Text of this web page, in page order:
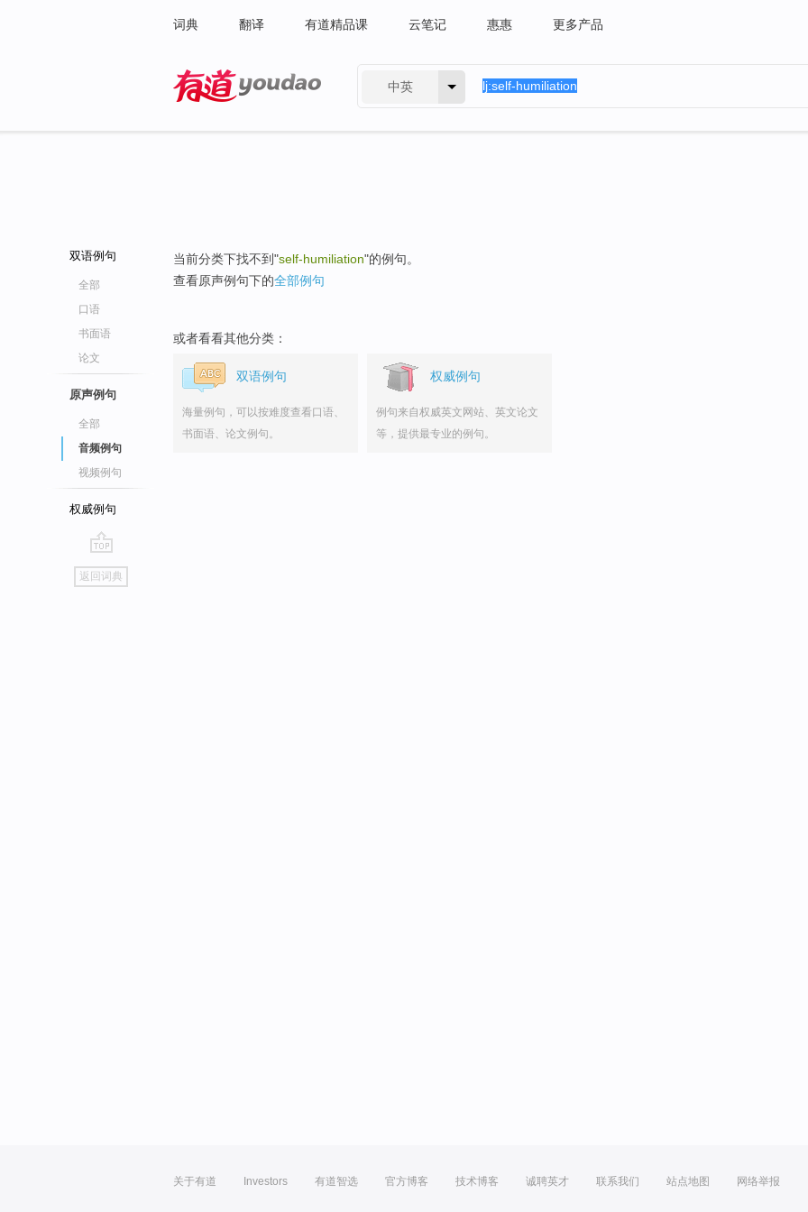
词典 翻译 有道精品课 云笔记 惠惠 更多产品
中英
双语例句
全部
口语
书面语
论文
原声例句
全部
音频例句
视频例句
权威例句
go
top
返回词典
当前分类下找不到"self-humiliation"的例句。
查看原声例句下的全部例句
或者看看其他分类：
双语例句
海量例句，可以按难度查看口语、
书面语、论文例句。
权威例句
例句来自权威英文网站、英文论文
等，提供最专业的例句。
关于有道 Investors 有道智选 官方博客 技术博客 诚聘英才 联系我们 站点地图 网络举报